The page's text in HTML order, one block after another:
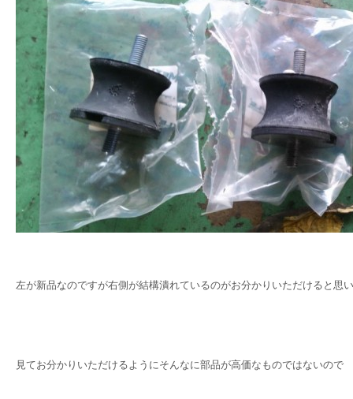
左が新品なのですが右側が結構潰れているのがお分かりいただけると思
見てお分かりいただけるようにそんなに部品が高価なものではないので